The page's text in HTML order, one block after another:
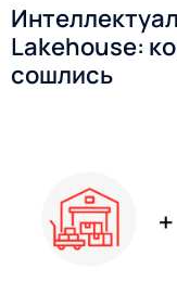
Lakehouse:
сошлись